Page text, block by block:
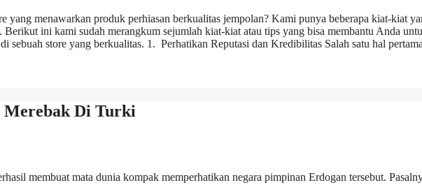
yang menawarkan produk perhiasan berkualitas jempolan? Kami punya beberapa kiat-kiat
ini kami sudah merangkum sejumlah kiat-kiat atau tips yang bisa membantu Anda
sebuah store yang berkualitas. 1. Perhatikan Reputasi dan Kredibilitas Salah satu hal
Merebak Di Turki
membuat mata dunia kompak memperhatikan negara pimpinan Erdogan tersebut.